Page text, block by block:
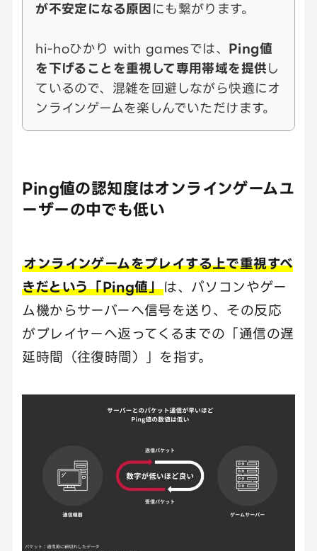
が不安定になる原因 にも繋がります。
hi-hoひかり with gamesでは、 Ping値
を下げることを重視して専用帯域を提供 し
ているので、混雑を回避しながら快適にオ
ンラインゲームを楽しんでいただけます。
Ping値の認知度はオンラインゲームユ
ーザーの中でも低い
オンラインゲームをプレイする上で重視すべ
きだという「Ping値」は、パソコンやゲー
ム機からサーバーへ信号を送り、その反応
がプレイヤーへ返ってくるまでの「通信の遅
延時間（往復時間）」を指す。